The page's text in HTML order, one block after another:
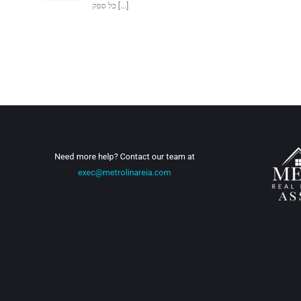
כל ספק [...]
Need more help? Contact our team at
exec@metrolinareia.com